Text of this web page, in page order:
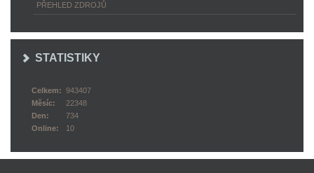
PŘEHLED ZDROJŮ
STATISTIKY
Online: 10
Celkem: 943407
Měsíc:
22348
Den:
734